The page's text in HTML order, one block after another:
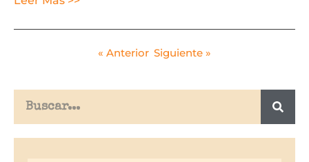
« Anterior Siguiente »